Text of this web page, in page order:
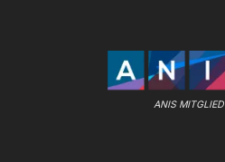
ANIS MITGLIED